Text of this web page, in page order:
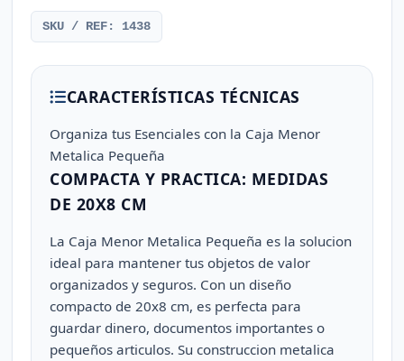
SKU / REF: 1438
CARACTERÍSTICAS TÉCNICAS
Organiza tus Esenciales con la Caja Menor
Metalica Pequeña
COMPACTA Y PRACTICA: MEDIDAS
DE 20X8 CM
La Caja Menor Metalica Pequeña es la solucion
ideal para mantener tus objetos de valor
organizados y seguros. Con un diseño
compacto de 20x8 cm, es perfecta para
guardar dinero, documentos importantes o
pequeños articulos. Su construccion metalica